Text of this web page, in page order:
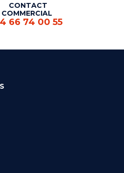
CONTACT
COMMERCIAL
66 74 00 55